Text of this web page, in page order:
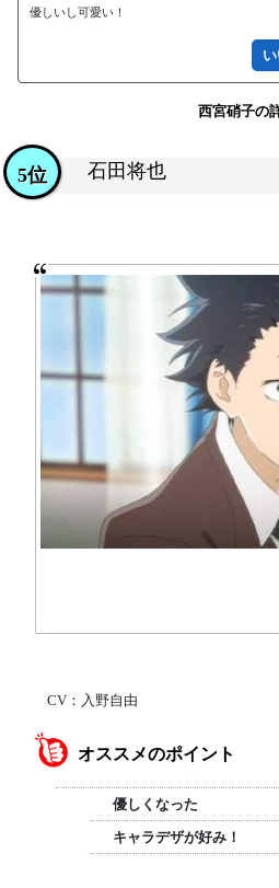
優しいし可愛い！
西宮硝子の
石田将也
5位
CV：入野自由
オススメのポイント
優しくなった
キャラデザが好み！